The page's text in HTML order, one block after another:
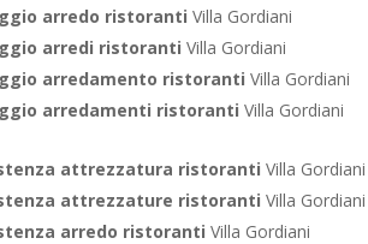
arredo ristoranti Villa Gordiani
arredi ristoranti Villa Gordiani
arredamento ristoranti Villa Gordiani
arredamenti ristoranti Villa Gordiani
attrezzatura ristoranti Villa Gordiani
attrezzature ristoranti Villa Gordiani
arredo ristoranti Villa Gordiani